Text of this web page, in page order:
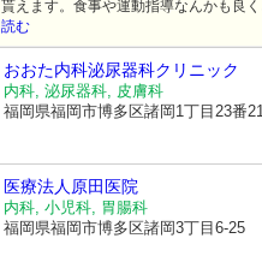
貰えます。食事や運動指導なんかも良く
読む
おおた内科泌尿器科クリニック
内科, 泌尿器科, 皮膚科
福岡県福岡市博多区諸岡1丁目23番
医療法人原田医院
内科, 小児科, 胃腸科
福岡県福岡市博多区諸岡3丁目6-25